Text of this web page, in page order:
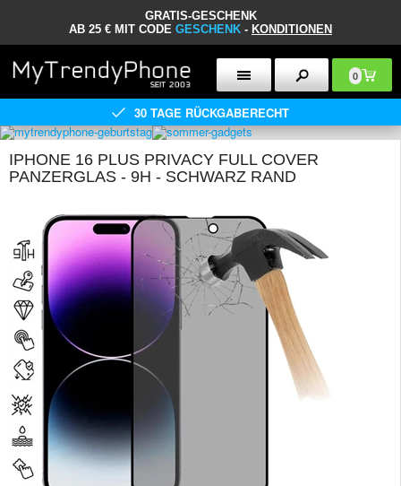
GRATIS-GESCHENK
AB 25 € MIT CODE GESCHENK - KONDITIONEN
0
30 TAGE RÜCKGABERECHT
IPHONE 16 PLUS PRIVACY FULL COVER
PANZERGLAS - 9H - SCHWARZ RAND